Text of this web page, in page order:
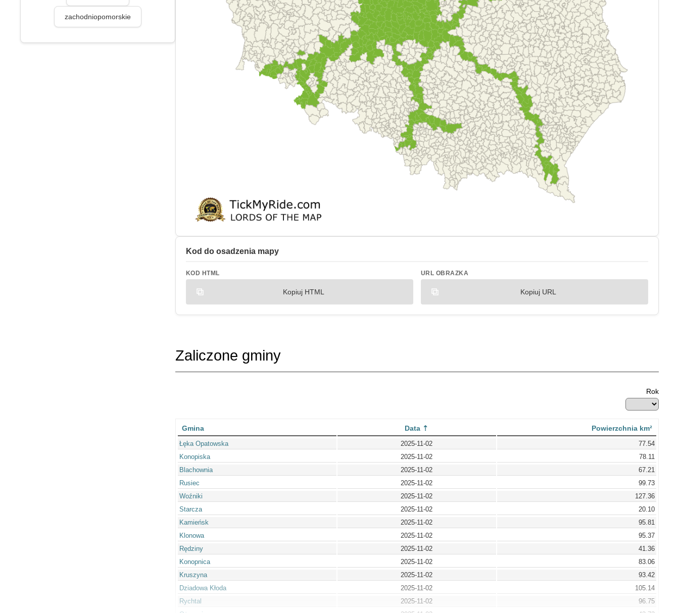
zachodniopomorskie
Kod do osadzenia mapy
KOD HTML
Kopiuj HTML
URL OBRAZKA
Kopiuj URL
Zaliczone gminy
Rok
Gmina Data Powierzchnia km²
Łęka Opatowska 2025-11-02
77.54
Konopiska
2025-11-02
78.11
Blachownia
2025-11-02
67.21
Rusiec
2025-11-02
99.73
Woźniki
2025-11-02
127.36
Starcza
2025-11-02
20.10
Kamieńsk
2025-11-02
95.81
Klonowa
2025-11-02
95.37
Rędziny
2025-11-02
41.36
Konopnica
2025-11-02
83.06
Kruszyna
2025-11-02
93.42
Dziadowa Kłoda
2025-11-02
105.14
Rychtal
2025-11-02
96.75